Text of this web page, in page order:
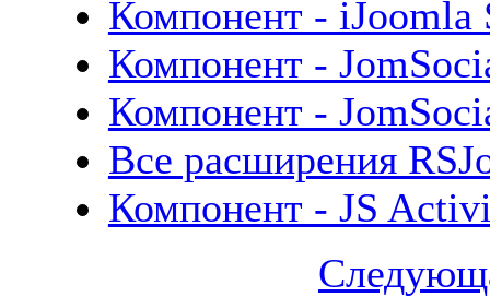
Компонент - iJoomla
Компонент -
Компонент -
Все расширения
Компонент - JS